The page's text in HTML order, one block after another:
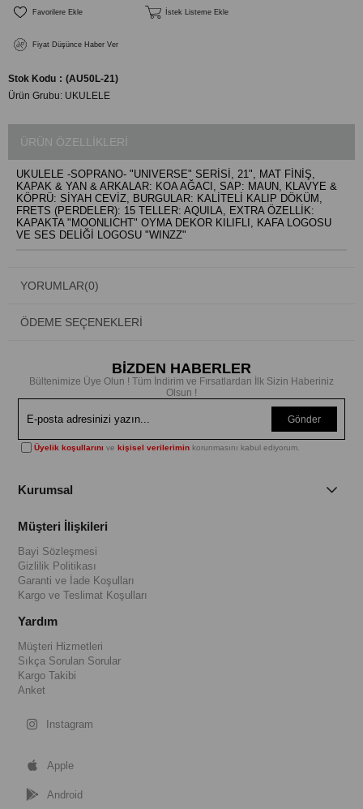
Favorilere Ekle İstek Listeme Ekle
Fiyat Düşünce Haber Ver
Stok Kodu
(AU50L-21)
Ürün Grubu: UKULELE
ÜRÜN ÖZELLIKLERI
UKULELE -SOPRANO- "UNIVERSE" SERİSİ, 21", MAT FİNİŞ,
KAPAK & YAN & ARKALAR: KOA AĞACI, SAP: MAUN, KLAVYE &
KÖPRÜ: SİYAH CEVİZ, BURGULAR: KALİTELİ KALIP DÖKÜM,
FRETS (PERDELER): 15 TELLER: AQUILA, EXTRA ÖZELLİK:
KAPAKTA "MOONLICHT" OYMA DEKOR KILIFLI, KAFA LOGOSU
VE SES DELİĞİ LOGOSU "WINZZ"
YORUMLAR(0)
ÖDEME SEÇENEKLERI
BİZDEN HABERLER
Bültenimize Üye Olun ! Tüm İndirim ve Fırsatlardan İlk Sizin Haberiniz
Olsun !
Gönder
Üyelik koşullarını ve kişisel verilerimin korunmasını kabul ediyorum.
Kurumsal
Müşteri İlişkileri
Bayi Sözleşmesi
Gizlilik Politikası
Garanti ve İade Koşulları
Kargo ve Teslimat Koşulları
Yardım
Müşteri Hizmetleri
Sıkça Sorulan Sorular
Kargo Takibi
Anket
Instagram
Apple
Android